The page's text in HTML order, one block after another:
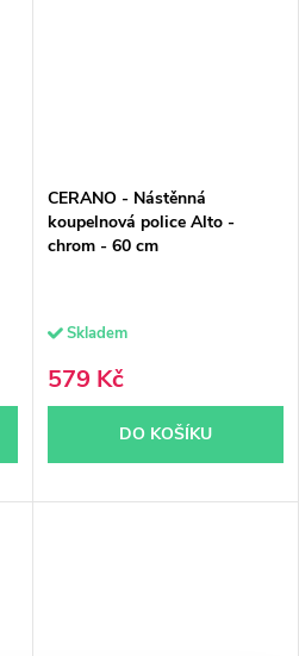
CERANO - Nástěnná
koupelnová police Alto -
chrom - 60 cm
Skladem
579 Kč
DO KOŠÍKU